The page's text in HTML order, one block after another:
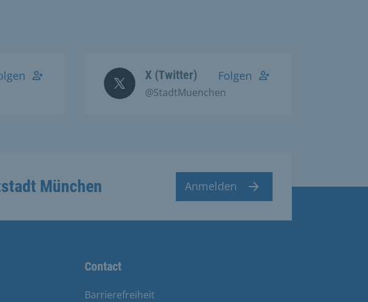
X (Twitter)
@StadtMuenchen
Folgen
München Anmelden
Contact
Barrierefreiheit